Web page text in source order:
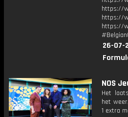
https://
https://
https://
26-07-
NOS
Het
het
1 extra